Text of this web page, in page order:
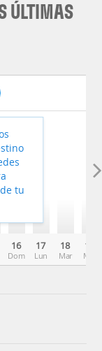
ÚLTIMAS
16
Dom
17
Lun
18
Mar
19
Mié
tu